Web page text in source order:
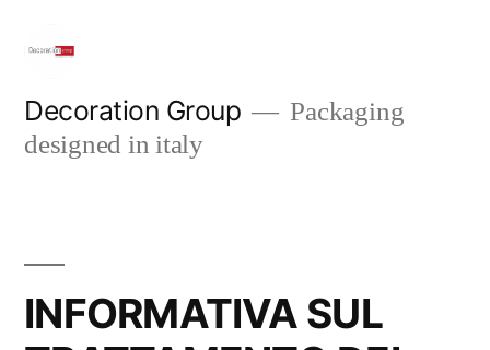
contenuto
Decoration Group
Packaging
designed in italy
INFORMATIVA SUL